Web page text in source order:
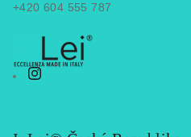
+420 604 555 787